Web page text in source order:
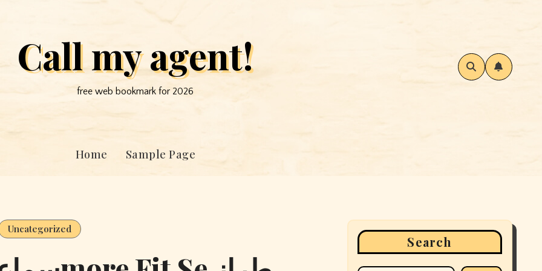
Call my agent!
free web bookmark for 2026
Home Sample Page
Uncategorized
Search